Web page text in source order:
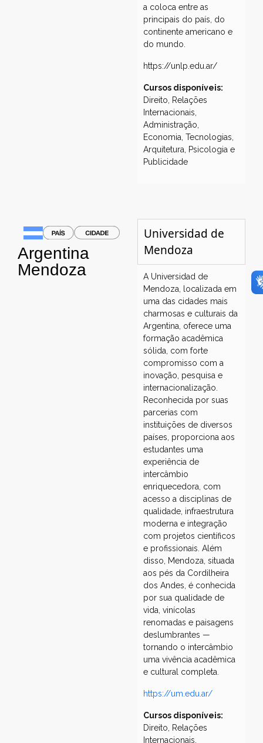
a coloca entre as
principais do país, do
continente americano e
do mundo.
https://unlp.edu.ar/
Cursos disponíveis:
Direito, Relações
Internacionais,
Administração,
Economia, Tecnologias,
Arquitetura, Psicologia e
Publicidade
Argentina
Mendoza
Universidad de
Mendoza
A Universidad de
Mendoza, localizada em
uma das cidades mais
charmosas e culturais da
Argentina, oferece uma
formação acadêmica
sólida, com forte
compromisso com a
inovação, pesquisa e
internacionalização.
Reconhecida por suas
parcerias com
instituições de diversos
países, proporciona aos
estudantes uma
experiência de
intercâmbio
enriquecedora, com
acesso a disciplinas de
qualidade, infraestrutura
moderna e integração
com projetos científicos
e profissionais. Além
disso, Mendoza, situada
aos pés da Cordilheira
dos Andes, é conhecida
por sua qualidade de
vida, vinícolas
renomadas e paisagens
deslumbrantes —
tornando o intercâmbio
uma vivência acadêmica
e cultural completa.
https://um.edu.ar/
Cursos disponíveis:
Direito, Relações
Internacionais,